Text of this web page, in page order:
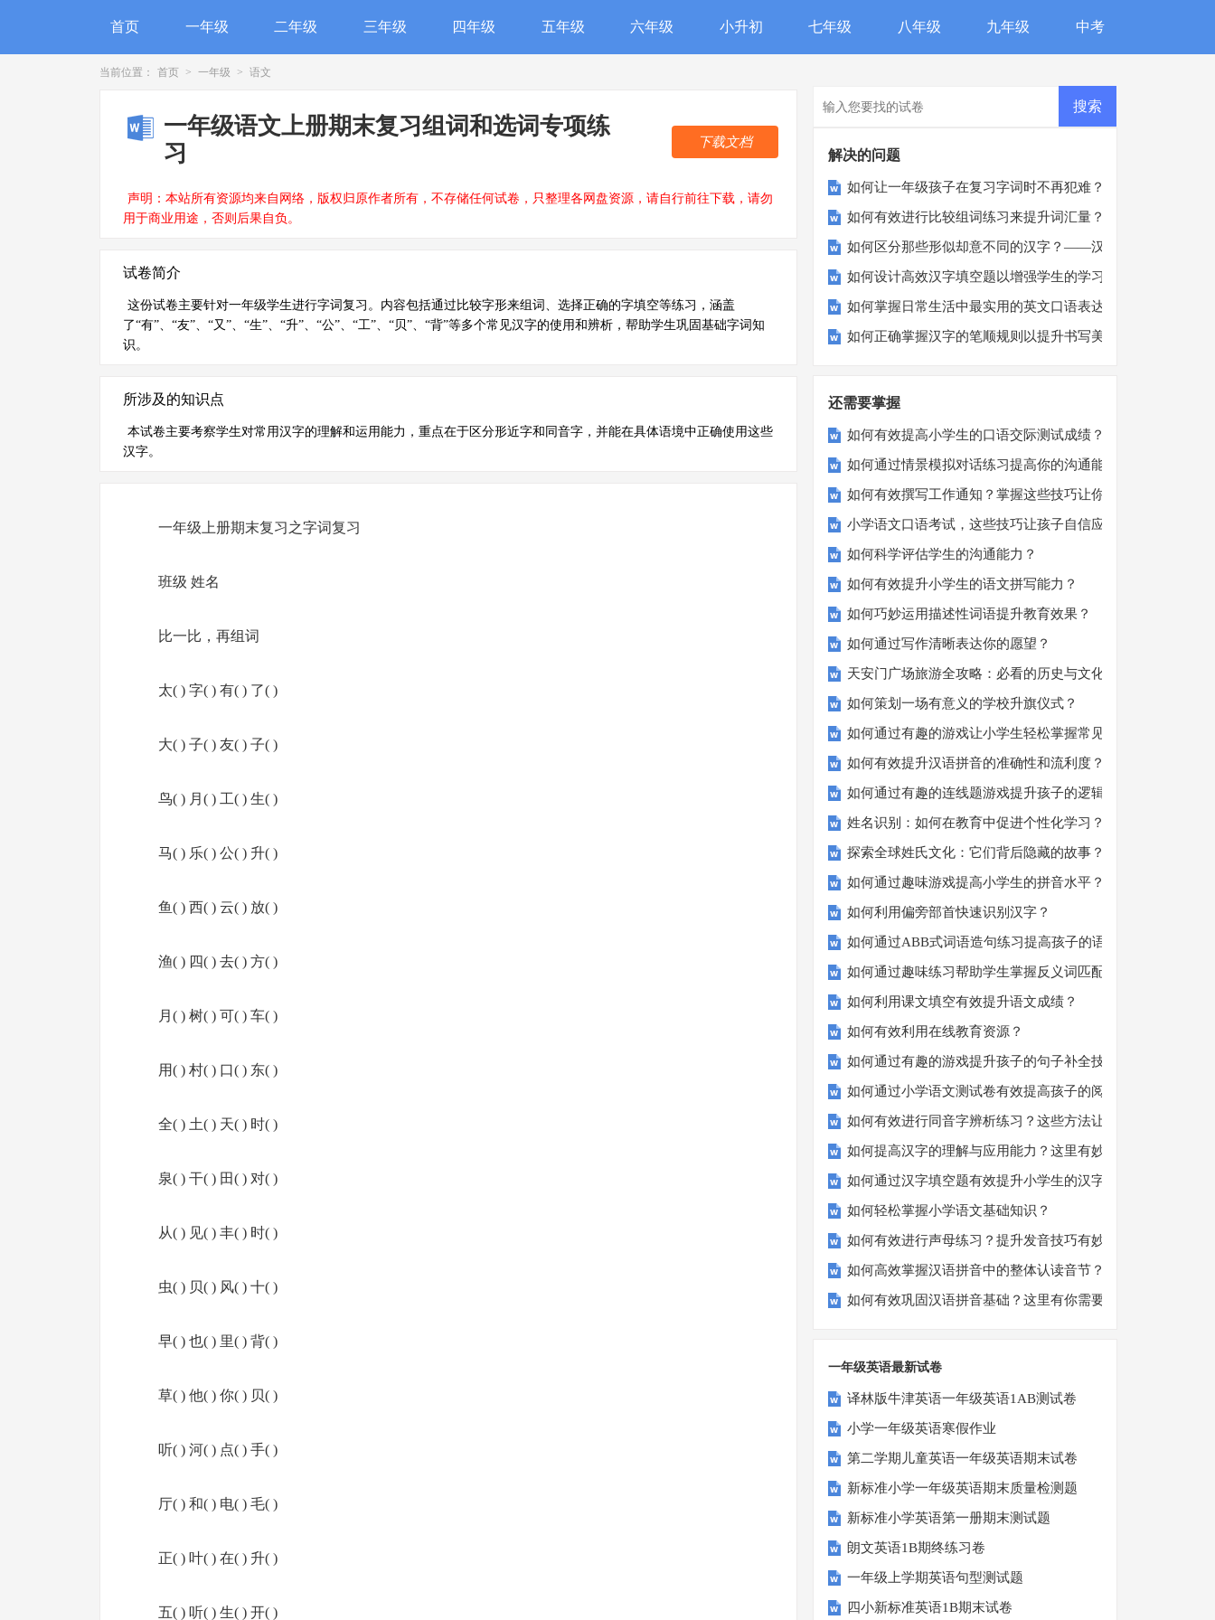
首页 一年级 二年级 三年级 四年级 五年级 六年级 小升初 七年级 八年级 九年级 中考
当前位置： 首页 > 一年级 > 语文
一年级语文上册期末复习组词和选词专项练
习
声明：本站所有资源均来自网络，版权归原作者所有，不存储任何试卷，只整理各网盘资源，请自行前往下载，请勿
用于商业用途，否则后果自负。
下载文档
试卷简介
这份试卷主要针对一年级学生进行字词复习。内容包括通过比较字形来组词、选择正确的字填空等练习，涵盖
了“有”、“友”、“又”、“生”、“升”、“公”、“工”、“贝”、“背”等多个常见汉字的使用和辨析，帮助学生巩固基础字词知
识。
所涉及的知识点
本试卷主要考察学生对常用汉字的理解和运用能力，重点在于区分形近字和同音字，并能在具体语境中正确使用这些
汉字。
一年级上册期末复习之字词复习
班级 姓名
比一比，再组词
太( ) 字( ) 有( ) 了( )
大( ) 子( ) 友( ) 子( )
鸟( ) 月( ) 工( ) 生( )
马( ) 乐( ) 公( ) 升( )
鱼( ) 西( ) 云( ) 放( )
渔( ) 四( ) 去( ) 方( )
月( ) 树( ) 可( ) 车( )
用( ) 村( ) 口( ) 东( )
全( ) 土( ) 天( ) 时( )
泉( ) 干( ) 田( ) 对( )
从( ) 见( ) 丰( ) 时( )
虫( ) 贝( ) 风( ) 十( )
早( ) 也( ) 里( ) 背( )
草( ) 他( ) 你( ) 贝( )
听( ) 河( ) 点( ) 手( )
厅( ) 和( ) 电( ) 毛( )
正( ) 叶( ) 在( ) 升( )
五( ) 听( ) 生( ) 开( )
解决的问题
如何让一年级孩子在复习字词时不再犯难？家长必看！
如何有效进行比较组词练习来提升词汇量？
如何区分那些形似却意不同的汉字？——汉字辨析指南
如何设计高效汉字填空题以增强学生的学习兴趣？
如何掌握日常生活中最实用的英文口语表达？
如何正确掌握汉字的笔顺规则以提升书写美观度？
还需要掌握
如何有效提高小学生的口语交际测试成绩？
如何通过情景模拟对话练习提高你的沟通能力？
如何有效撰写工作通知？掌握这些技巧让你的通知更专业！
小学语文口语考试，这些技巧让孩子自信应考？
如何科学评估学生的沟通能力？
如何有效提升小学生的语文拼写能力？
如何巧妙运用描述性词语提升教育效果？
如何通过写作清晰表达你的愿望？
天安门广场旅游全攻略：必看的历史与文化景点
如何策划一场有意义的学校升旗仪式？
如何通过有趣的游戏让小学生轻松掌握常见姓氏？
如何有效提升汉语拼音的准确性和流利度？这里有妙招！
如何通过有趣的连线题游戏提升孩子的逻辑思维能力？
姓名识别：如何在教育中促进个性化学习？
探索全球姓氏文化：它们背后隐藏的故事？
如何通过趣味游戏提高小学生的拼音水平？
如何利用偏旁部首快速识别汉字？
如何通过ABB式词语造句练习提高孩子的语言表达能力？
如何通过趣味练习帮助学生掌握反义词匹配？
如何利用课文填空有效提升语文成绩？
如何有效利用在线教育资源？
如何通过有趣的游戏提升孩子的句子补全技巧？
如何通过小学语文测试卷有效提高孩子的阅读与写作技能？
如何有效进行同音字辨析练习？这些方法让你事半功倍！
如何提高汉字的理解与应用能力？这里有妙招！
如何通过汉字填空题有效提升小学生的汉字书写能力？
如何轻松掌握小学语文基础知识？
如何有效进行声母练习？提升发音技巧有妙招！
如何高效掌握汉语拼音中的整体认读音节？
如何有效巩固汉语拼音基础？这里有你需要的所有技巧！
一年级英语最新试卷
译林版牛津英语一年级英语1AB测试卷
小学一年级英语寒假作业
第二学期儿童英语一年级英语期末试卷
新标准小学一年级英语期末质量检测题
新标准小学英语第一册期末测试题
朗文英语1B期终练习卷
一年级上学期英语句型测试题
四小新标准英语1B期末试卷